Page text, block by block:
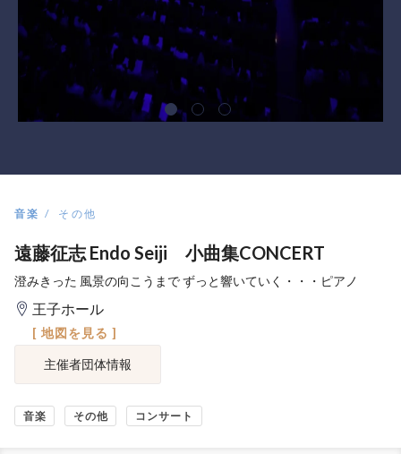
音楽 その他
遠藤征志 Endo Seiji 小曲集CONCERT
澄みきった 風景の向こうまで ずっと響いていく・・・ピアノ
王子ホール
[ 地図を見る ]
主催者団体情報
音楽 その他 コンサート